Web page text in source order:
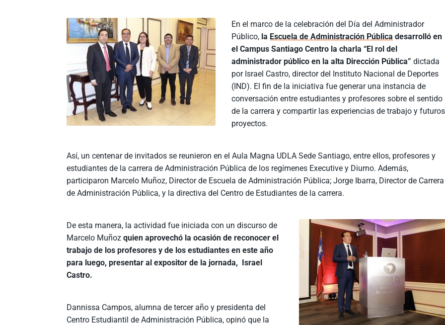
En el marco de la celebración del Día del Administrador
Público, la Escuela de Administración Pública desarrolló en
el Campus Santiago Centro la charla “El rol del
administrador público en la alta Dirección Pública” dictada
por Israel Castro, director del Instituto Nacional de Deportes
(IND). El fin de la iniciativa fue generar una instancia de
conversación entre estudiantes y profesores sobre el sentido
de la carrera y compartir las experiencias de trabajo y futuros
proyectos.
Así, un centenar de invitados se reunieron en el Aula Magna UDLA Sede Santiago, entre ellos, profesores y
estudiantes de la carrera de Administración Pública de los regímenes Executive y Diurno. Además,
participaron Marcelo Muñoz, Director de Escuela de Administración Pública; Jorge Ibarra, Director de Carrera
de Administración Pública, y la directiva del Centro de Estudiantes de la carrera.
De esta manera, la actividad fue iniciada con un discurso de
Marcelo Muñozquien aprovechó la ocasión de reconocer el
trabajo de los profesores y de los estudiantes en este año
para luego, presentar al expositor de la jornada, Israel
Castro.
Dannissa Campos, alumna de tercer año y presidenta del
Centro Estudiantil de Administración Pública, opinó que la